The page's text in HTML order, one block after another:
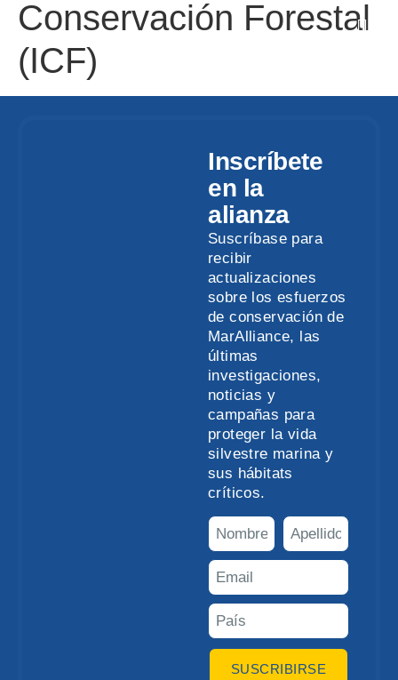
Conservación Forestal
(ICF)
Inscríbete
en la
alianza
Suscríbase para
recibir
actualizaciones
sobre los esfuerzos
de conservación de
MarAlliance, las
últimas
investigaciones,
noticias y
campañas para
proteger la vida
silvestre marina y
sus hábitats
críticos.
SUSCRIBIRSE